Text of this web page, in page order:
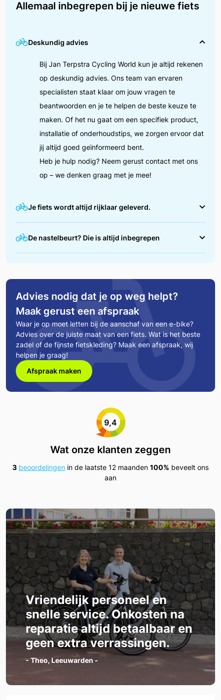
Allemaal inbegrepen bij je nieuwe fiets
Deskundig advies
Bij Jan Terpstra Cycling World kun je altijd rekenen
op deskundig advies. Ons team van ervaren
specialisten staat klaar om jouw vragen te
beantwoorden en je te helpen de beste keuze te
maken. Of het nu gaat om een specifiek product,
installatie of onderhoudstips, we zorgen ervoor dat
jij altijd goed geïnformeerd bent.
Heb je hulp nodig? Neem gerust contact met ons
op – we denken graag met je mee!
Je fiets wordt altijd rijklaar geleverd.
voordat je erop wegrijdt. Tijdens de afleverbeurt
De nastelbeurt? Die is altijd inbegrepen
aan binnen een half jaar. Tijdens deze check
stellen we de versnellingen, remmen en andere
onderdelen opnieuw af, zodat alles weer soepel
werkt.
Plan je afspraak eenvoudig in en blijf genieten van
jouw fiets in topconditie!
Advies nodig dat je op weg helpt?
Maak gerust een afspraak
Waar je op moet letten bij de aanschaf van een e-bike?
Advies over de juiste maat van een fiets. Wat is het beste
zadel of de fijnste fietskleding? Maak een afspraak, wij
helpen je graag!
Afspraak maken
9,4
Wat onze klanten zeggen
3 beoordelingen in de laatste 12 maanden 100% beveelt ons
aan
Vriendelijk personeel en
snelle service. Onkosten na
reparatie altijd betaalbaar en
geen extra verrassingen.
- Theo, Leeuwarden -